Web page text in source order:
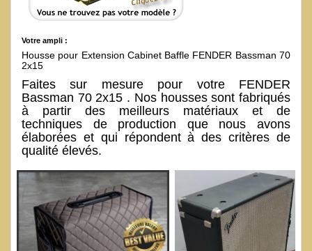
Votre ampli :
Housse pour Extension Cabinet Baffle FENDER Bassman 70
2x15
Faites sur mesure pour votre FENDER
Bassman 70 2x15 . Nos housses sont fabriqués
à partir des meilleurs matériaux et de
techniques de production que nous avons
élaborées et qui répondent à des critères de
qualité élevés.